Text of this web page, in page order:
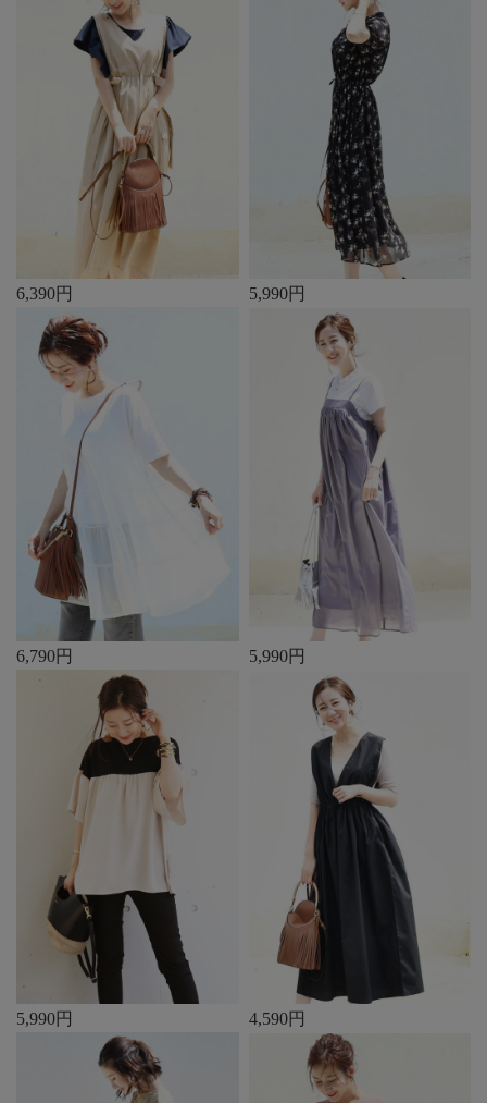
6,390円 5,990円
6,790円 5,990円
5,990円 4,590円